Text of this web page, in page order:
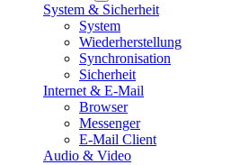
System & Sicherheit
System
Wiederherstellung
Synchronisation
Sicherheit
Internet & E-Mail
Browser
Messenger
E-Mail Client
Audio & Video